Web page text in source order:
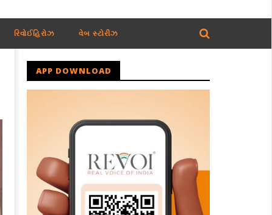
રિવોઈહિરોઝ વેબ સ્ટોરીઝ
APP DOWNLOAD